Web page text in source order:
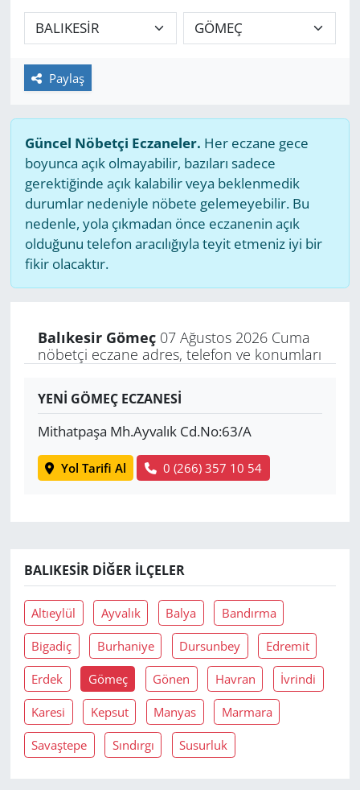
Paylaş
Güncel Nöbetçi Eczaneler. Her eczane gece
boyunca açık olmayabilir, bazıları sadece
gerektiğinde açık kalabilir veya beklenmedik
durumlar nedeniyle nöbete gelemeyebilir. Bu
nedenle, yola çıkmadan önce eczanenin açık
olduğunu telefon aracılığıyla teyit etmeniz iyi bir
fikir olacaktır.
Balıkesir Gömeç07 Ağustos 2026 Cuma
nöbetçi eczane adres, telefon ve konumları
YENİ GÖMEÇ ECZANESİ
Mithatpaşa Mh.Ayvalık Cd.No:63/A
Yol Tarifi Al 0 (266) 357 10 54
BALIKESIR DIĞER İLÇELER
Altıeylül Ayvalık Balya Bandırma
Bigadiç Burhaniye Dursunbey Edremit
Erdek Gömeç Gönen Havran İvrindi
Karesi Kepsut Manyas Marmara
Savaştepe Sındırgı Susurluk
GÜNDEM
HABERDE İNSAN
MAGAZİN
POLİTİKA
RESMİ İLANLAR
SAĞLIK
SPOR
Yerel